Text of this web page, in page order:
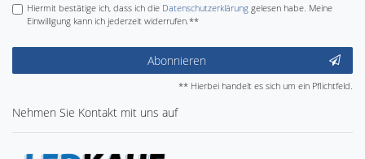
Hiermit bestätige ich, dass ich die Daten­schutz­erklärunggelesen habe. Meine
Einwilligung kann ich jederzeit widerrufen.**
Abonnieren
** Hierbei handelt es sich um ein Pflichtfeld.
Nehmen Sie Kontakt mit uns auf